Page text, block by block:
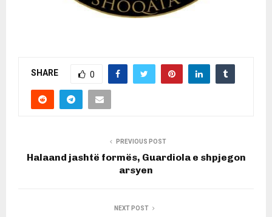
SHARE 0
PREVIOUS POST
Halaand jashtë formës, Guardiola e shpjegon
arsyen
NEXT POST